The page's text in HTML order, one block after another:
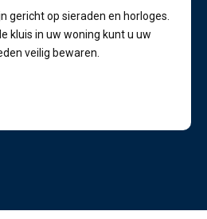
gericht op sieraden en horloges.
kluis in uw woning kunt u uw
veilig bewaren.